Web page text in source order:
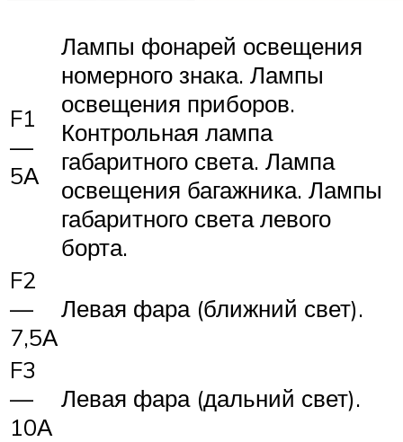
F1
—
5А
Лампы фонарей освещения
номерного знака. Лампы
освещения приборов.
Контрольная лампа
габаритного света. Лампа
освещения багажника. Лампы
габаритного света левого
борта.
F2
—
7,5А
Левая фара (ближний свет).
F3
—
10А
Левая фара (дальний свет).